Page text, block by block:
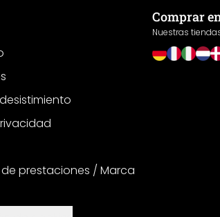
prestaciones / Marca
Comprar
Nuestras